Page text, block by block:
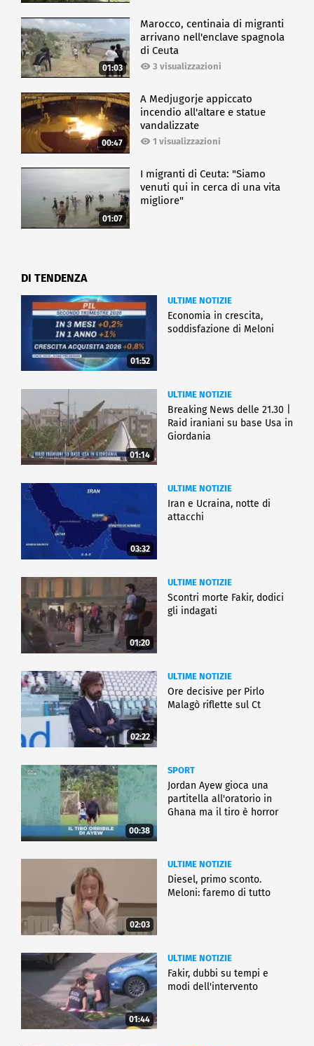
01:03
Marocco, centinaia di migranti
arrivano nell'enclave spagnola
di Ceuta
3 visualizzazioni
00:47
A Medjugorje appiccato
incendio all'altare e statue
vandalizzate
1 visualizzazioni
01:07
I migranti di Ceuta: "Siamo
venuti qui in cerca di una vita
migliore"
DI TENDENZA
01:52
ULTIME NOTIZIE
Economia in crescita,
soddisfazione di Meloni
01:14
ULTIME NOTIZIE
Breaking News delle 21.30 |
Raid iraniani su base Usa in
Giordania
03:32
ULTIME NOTIZIE
Iran e Ucraina, notte di
attacchi
01:20
ULTIME NOTIZIE
Scontri morte Fakir, dodici
gli indagati
02:22
ULTIME NOTIZIE
Ore decisive per Pirlo
Malagò riflette sul Ct
00:38
SPORT
Jordan Ayew gioca una
partitella all'oratorio in
Ghana ma il tiro è horror
02:03
ULTIME NOTIZIE
Diesel, primo sconto.
Meloni: faremo di tutto
01:44
ULTIME NOTIZIE
Fakir, dubbi su tempi e
modi dell'intervento